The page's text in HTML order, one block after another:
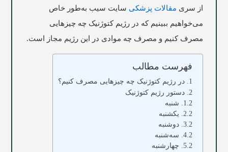
از سری مقالات پزشکی سایت سیب به‌طور خاص
می‌خواهیم ببینیم که در رژیم کتوژنیک چه چیزهایی
مصرف کنیم و مصرف چه موادی در این رژیم مجاز است.
فهرست مطالب
در رژیم کتوژنیک چه چیزهایی مصرف کنیم؟
دستور رژیم کتوژنیک
شنبه
یکشنبه
دوشنبه
سه‌شنبه
چهارشنبه